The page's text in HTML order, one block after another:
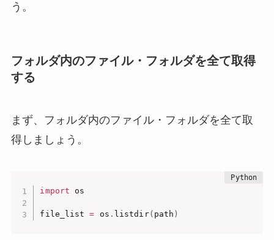
う。
フォルダ内のファイル・フォルダを全て取得
する
まず、フォルダ内のファイル・フォルダを全て取
得しましょう。
import os
file_list = os . listdir( path )